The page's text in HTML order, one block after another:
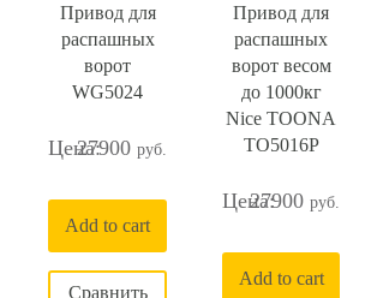
Привод для
распашных
ворот
WG5024
27900
Add to cart
Привод для
распашных
ворот весом
до 1000кг
Nice TOONA
TO5016P
27900
Add to cart